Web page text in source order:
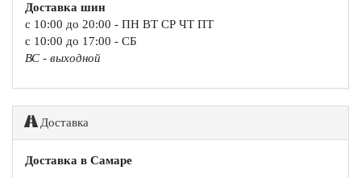
Доставка шин
с 10:00 до 20:00 - ПН ВТ СР ЧТ ПТ
с 10:00 до 17:00 - СБ
ВС - выходной
Доставка
Доставка в Самаре